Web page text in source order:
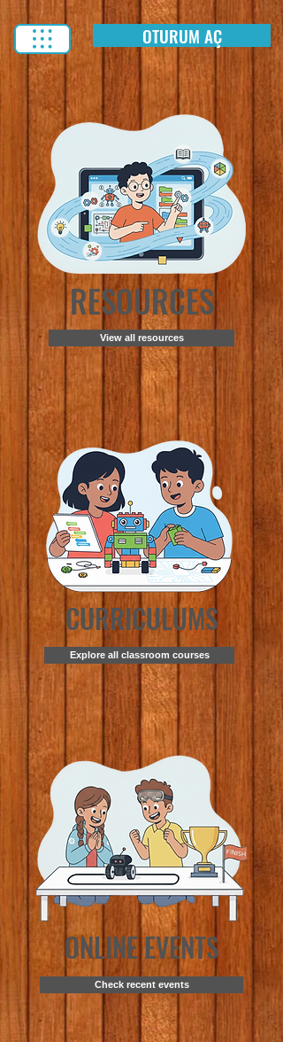
OTURUM AÇ
RESOURCES
View all resources
CURRICULUMS
Explore all classroom courses
ONLINE EVENTS
Check recent events